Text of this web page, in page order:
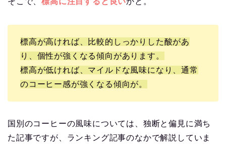
標高が高ければ、比較的しっかりした酸があ
り、個性が強くなる傾向があります。
標高が低ければ、マイルドな風味になり、通常
のコーヒー感が強くなる傾向が。
国別のコーヒーの風味については、独断と偏見に満ち
た記事ですが、ランキング記事のなかで解説していま